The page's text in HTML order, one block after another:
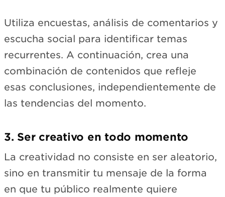
Utiliza encuestas, análisis de comentarios y
escucha social para identificar temas
recurrentes. A continuación, crea una
combinación de contenidos que refleje
esas conclusiones, independientemente de
las tendencias del momento.
3. Ser creativo en todo momento
La creatividad no consiste en ser aleatorio,
sino en transmitir tu mensaje de la forma
en que tu público realmente quiere